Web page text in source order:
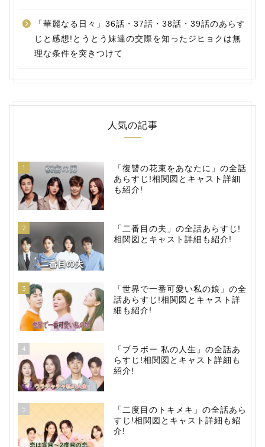
「華麗なる日々」36話・37話・38話・39話のあらす
じと感想!とうとう妹達の交際を知ったジヒョクは無
理な条件を突きつけて
人気の記事
1
「復讐の花束をあなたに」の全話
あらすじ!相関図とキャスト詳細
も紹介!
2
「二番目の夫」の全話あらすじ!
相関図とキャスト詳細も紹介!
3
「世界で一番可愛い私の娘」の全
話あらすじ!相関図とキャスト詳
細も紹介!
4
「ブラボー 私の人生」の全話あ
らすじ!相関図とキャスト詳細も
紹介!
5
「二度目のトキメキ」の全話あら
すじ!相関図とキャスト詳細も紹
介!